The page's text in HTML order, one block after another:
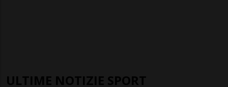
ULTIME NOTIZIE SPORT